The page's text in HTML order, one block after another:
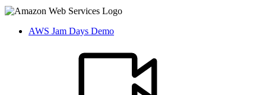
AWS Jam Days Demo